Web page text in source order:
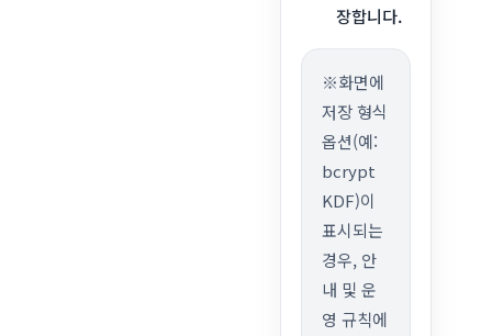
장합니다.
※화면에
저장 형식
옵션(예:
bcrypt
KDF)이
표시되는
경우, 안
내 및 운
영 규칙에